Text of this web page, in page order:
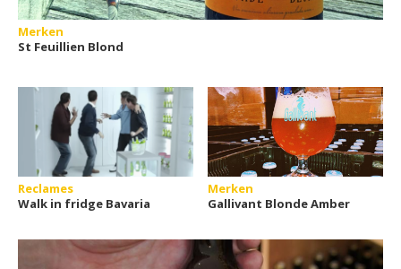
Merken
St Feuillien Blond
Reclames
Walk in fridge Bavaria
Merken
Gallivant Blonde Amber